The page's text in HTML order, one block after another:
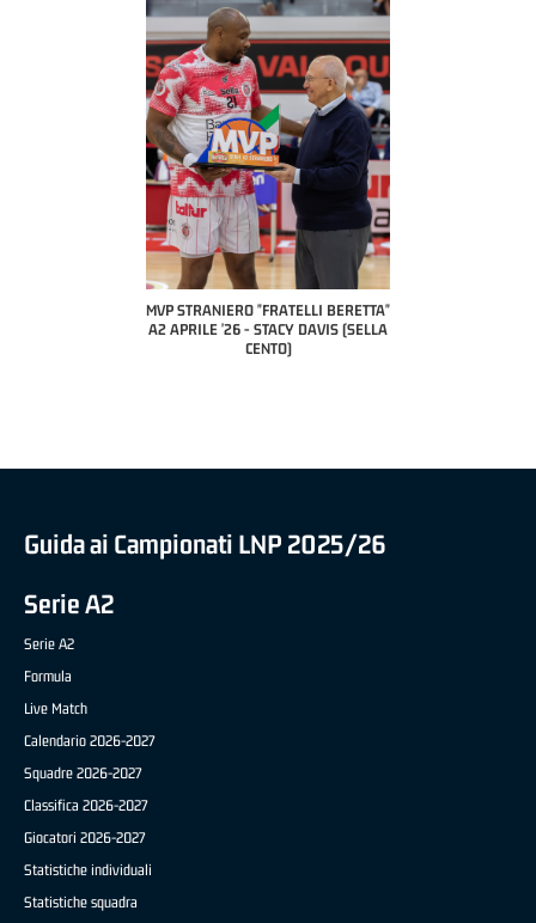
MVP "FRATELLI BERETTA" SAMUEL
DILAS B NAZIONALE APRILE '26 -
MARCO RESTELLI (TAV TREVIGLIO
Guida ai Campionati LNP 2025/26
Serie A2
Serie A2
Formula
Live Match
Calendario 2026-2027
Squadre 2026-2027
Classifica 2026-2027
Giocatori 2026-2027
Statistiche individuali
Statistiche squadra